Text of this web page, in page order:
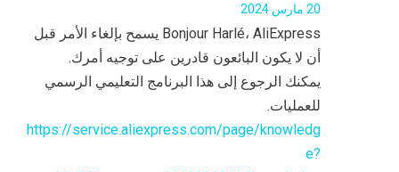
20 مارس 2024
Bonjour Harlé، AliExpress يسمح بإلغاء الأمر قبل
أن لا يكون البائعون قادرين على توجيه أمرك.
يمكنك الرجوع إلى هذا البرنامج التعليمي الرسمي
للعمليات.
https://service.aliexpress.com/page/knowledg
e?